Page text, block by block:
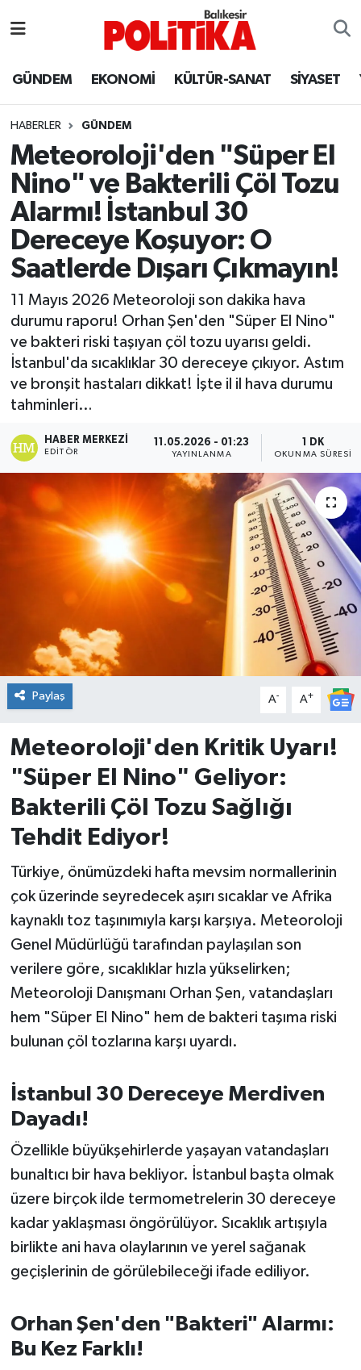
GÜNDEM EKONOMİ KÜLTÜR-SANAT SİYASET
HABERLER GÜNDEM
Meteoroloji'den "Süper El
Nino" ve Bakterili Çöl Tozu
Alarmı! İstanbul 30
Dereceye Koşuyor: O
Saatlerde Dışarı Çıkmayın!
11 Mayıs 2026 Meteoroloji son dakika hava
durumu raporu! Orhan Şen'den "Süper El Nino"
ve bakteri riski taşıyan çöl tozu uyarısı geldi.
İstanbul'da sıcaklıklar 30 dereceye çıkıyor. Astım
ve bronşit hastaları dikkat! İşte il il hava durumu
tahminleri…
HABER MERKEZI
EDITÖR
11.05.2026 - 01:23
YAYINLANMA
1 DK
OKUNMA SÜRESI
Paylaş A- A+
Meteoroloji'den Kritik Uyarı!
"Süper El Nino" Geliyor:
Bakterili Çöl Tozu Sağlığı
Tehdit Ediyor!
Türkiye, önümüzdeki hafta mevsim normallerinin
çok üzerinde seyredecek aşırı sıcaklar ve Afrika
kaynaklı toz taşınımıyla karşı karşıya. Meteoroloji
Genel Müdürlüğü tarafından paylaşılan son
verilere göre, sıcaklıklar hızla yükselirken;
Meteoroloji Danışmanı Orhan Şen, vatandaşları
hem "Süper El Nino" hem de bakteri taşıma riski
bulunan çöl tozlarına karşı uyardı.
İstanbul 30 Dereceye Merdiven
Dayadı!
Özellikle büyükşehirlerde yaşayan vatandaşları
bunaltıcı bir hava bekliyor. İstanbul başta olmak
üzere birçok ilde termometrelerin 30 dereceye
kadar yaklaşması öngörülüyor. Sıcaklık artışıyla
birlikte ani hava olaylarının ve yerel sağanak
geçişlerinin de görülebileceği ifade ediliyor.
Orhan Şen'den "Bakteri" Alarmı:
Bu Kez Farklı!
Ayvalık
Balya
Bandırma
Bigadiç
BİYOGRAFİLER
Burhaniye
ÇEVRE
DÜNYA
Edremit
EĞİTİM
EKONOMİ
Gömeç
Gönen
KENT GÜNDEMİ
Kepsut
KÜLTÜR-SANAT
MAGAZİN
MANŞET
OLAY
OTOMOTİV
Resmi İlanlar
SAĞLIK
SEYAHAT
Sındırgı
Balıkesir Hava Durumu
Balıkesir Namaz Vakitleri
Balıkesir Trafik Yoğunluk Haritası
Süper Lig Puan Durumu ve Fikstür
Tüm Manşetler
Son Dakika Haberleri
Haber Arşivi